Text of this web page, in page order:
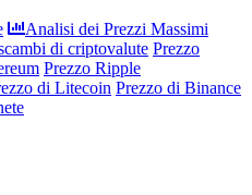
Analisi dei Prezzi Massimi
di criptovalute Prezzo
Prezzo Ripple
di Litecoin Prezzo di Binance